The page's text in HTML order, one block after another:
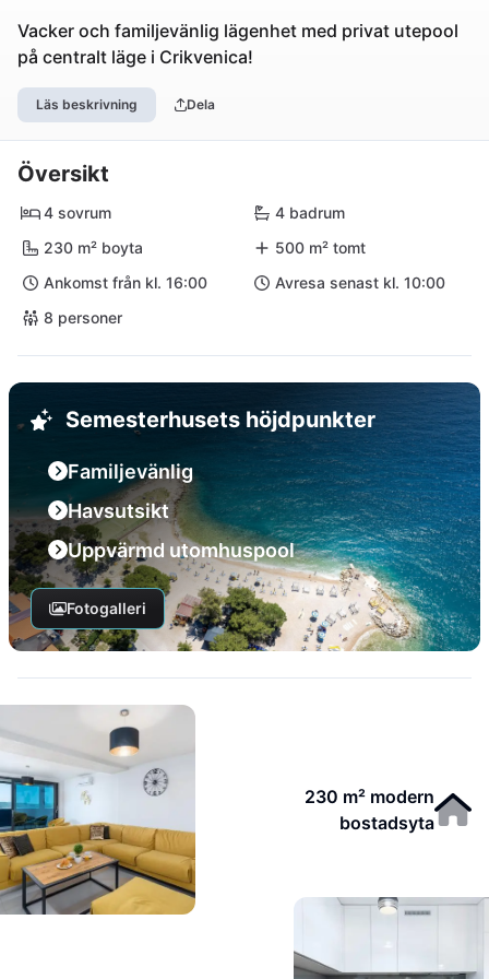
Vacker och familjevänlig lägenhet med privat utepool
på centralt läge i Crikvenica!
Läs beskrivning Dela
Översikt
4 sovrum
4 badrum
230 m² boyta
500 m² tomt
Ankomst från kl. 16:00
Avresa senast kl. 10:00
8 personer
Semesterhusets höjdpunkter
Familjevänlig
Havsutsikt
Uppvärmd utomhuspool
Fotogalleri
230 m² modern
bostadsyta